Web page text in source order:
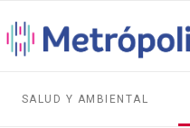
SALUD Y AMBIENTAL